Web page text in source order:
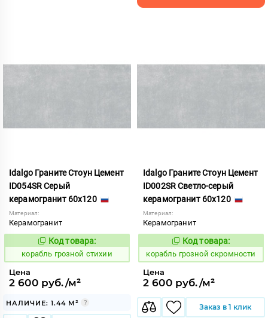
Idalgo Граните Стоун Цемент
ID054SR Серый
керамогранит 60x120
Материал:
Керамогранит
768473
Код товара:
корабль грозной стихии
Цена
2 600 руб./м²
НАЛИЧИЕ: 1.44 М²
Idalgo Граните Стоун Цемент
ID002SR Светло-серый
керамогранит 60x120
Материал:
Керамогранит
768468
Код товара:
корабль грозной скромности
Цена
2 600 руб./м²
Заказ в 1 клик